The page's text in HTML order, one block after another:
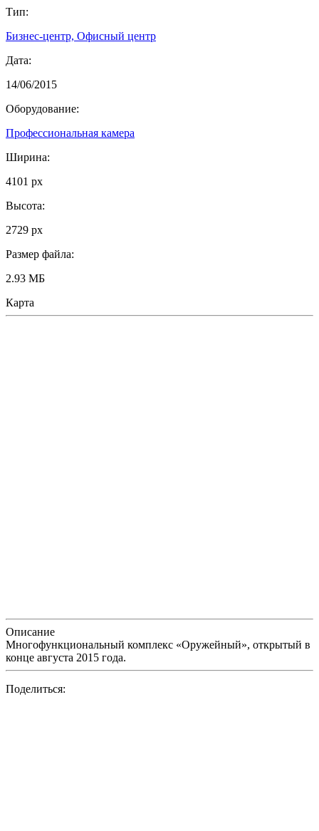
Тип:
Бизнес-центр, Офисный центр
Дата:
14/06/2015
Оборудование:
Профессиональная камера
Ширина:
4101 px
Высота:
2729 px
Размер файла:
2.93 МБ
Карта
Описание
Многофункциональный комплекс «Оружейный», открытый в
конце августа 2015 года.
Поделиться: